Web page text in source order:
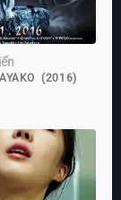
(2016)